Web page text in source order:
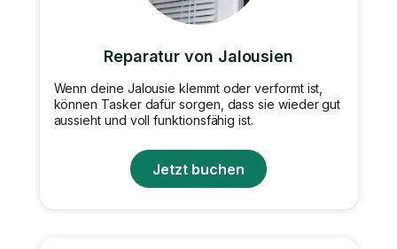
Reparatur von Jalousien
Wenn deine Jalousie klemmt oder verformt ist,
können Tasker dafür sorgen, dass sie wieder gut
aussieht und voll funktionsfähig ist.
Jetzt buchen